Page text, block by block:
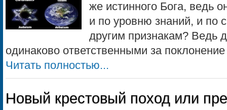
же истинного Бога, ведь
и по уровню знаний, и по
другим признакам? Ведь
одинаково ответственными за
Читать полностью...
Новый крестовый поход или